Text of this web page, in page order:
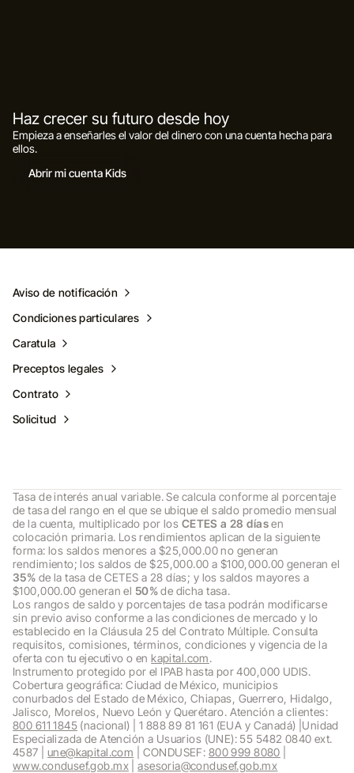
Haz crecer su futuro desde hoy
Empieza a enseñarles el valor del dinero con una cuenta hecha para
ellos.
Abrir mi cuenta Kids
Aviso de notificación
Condiciones particulares
Caratula
Preceptos legales
Contrato
Solicitud
Tasa de interés anual variable. Se calcula conforme al porcentaje
de tasa del rango en el que se ubique el saldo promedio mensual
de la cuenta, multiplicado por los CETES a 28 díasen
colocación primaria. Los rendimientos aplican de la siguiente
forma: los saldos menores a $25,000.00 no generan
rendimiento; los saldos de $25,000.00 a $100,000.00 generan el
35% de la tasa de CETES a 28 días; y los saldos mayores a
$100,000.00 generan el 50%de dicha tasa.
Los rangos de saldo y porcentajes de tasa podrán modificarse
sin previo aviso conforme a las condiciones de mercado y lo
establecido en la Cláusula 25 del Contrato Múltiple. Consulta
requisitos, comisiones, términos, condiciones y vigencia de la
oferta con tu ejecutivo o enkapital.com.
Instrumento protegido por el IPAB hasta por 400,000 UDIS.
Cobertura geográfica: Ciudad de México, municipios
conurbados del Estado de México, Chiapas, Guerrero, Hidalgo,
Jalisco, Morelos, Nuevo León y Querétaro. Atención a clientes:
800 611 1845 (nacional) | 1 888 89 81 161 (EUA y Canadá) |Unidad
Especializada de Atención a Usuarios (UNE): 55 5482 0840 ext.
4587 | une@kapital.com | CONDUSEF: 800 999 8080
www.condusef.gob.mx|asesoria@condusef.gob.mx